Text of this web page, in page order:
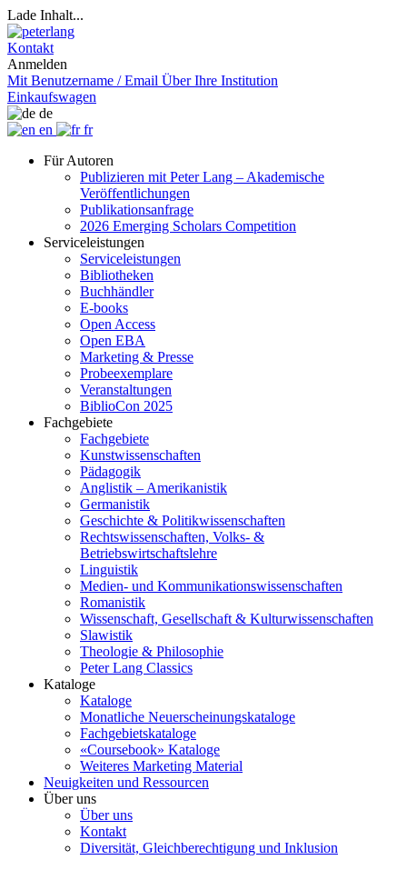
Lade Inhalt...
Kontakt
Anmelden
Mit Benutzername / Email Über Ihre Institution
Einkaufswagen
de
en
fr
Für Autoren
Publizieren mit Peter Lang – Akademische
Veröffentlichungen
Publikationsanfrage
2026 Emerging Scholars Competition
Serviceleistungen
Serviceleistungen
Bibliotheken
Buchhändler
E-books
Open Access
Open EBA
Marketing & Presse
Probeexemplare
Veranstaltungen
BiblioCon 2025
Fachgebiete
Fachgebiete
Kunstwissenschaften
Pädagogik
Anglistik – Amerikanistik
Germanistik
Geschichte & Politikwissenschaften
Rechtswissenschaften, Volks- &
Betriebswirtschaftslehre
Linguistik
Medien- und Kommunikationswissenschaften
Romanistik
Wissenschaft, Gesellschaft & Kulturwissenschaften
Slawistik
Theologie & Philosophie
Peter Lang Classics
Kataloge
Kataloge
Monatliche Neuerscheinungskataloge
Fachgebietskataloge
«Coursebook» Kataloge
Weiteres Marketing Material
Neuigkeiten und Ressourcen
Über uns
Über uns
Kontakt
Diversität, Gleichberechtigung und Inklusion